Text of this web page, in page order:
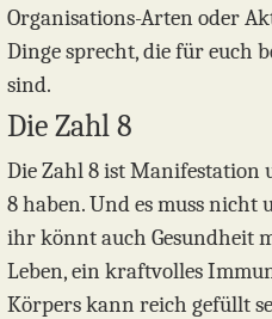
Organisations-Arten oder
Dinge sprecht, die für euch
sind.
Die Zahl 8
Die Zahl 8 ist Manifestation
8 haben. Und es muss nicht
ihr könnt auch Gesundheit
Leben, ein kraftvolles
Körpers kann reich gefüllt